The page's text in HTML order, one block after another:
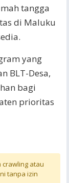
tangga
di Maluku
yang
BLT-Desa,
bagi
prioritas
atau
tanpa izin